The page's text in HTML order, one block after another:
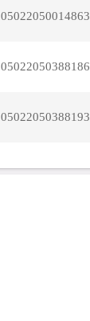
05022050014863
05022050388186
05022050388193